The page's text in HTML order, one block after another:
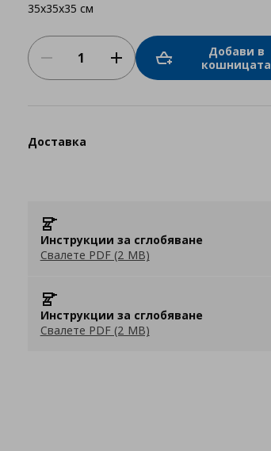
35x35x35 см
Добави в
кошницата
Доставка
Инструкции за сглобяване
Свалете PDF (2 MB)
Инструкции за сглобяване
Свалете PDF (2 MB)